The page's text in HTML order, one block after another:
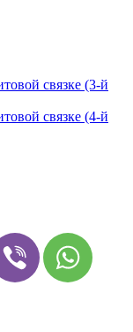
связке (3-й
связке (4-й